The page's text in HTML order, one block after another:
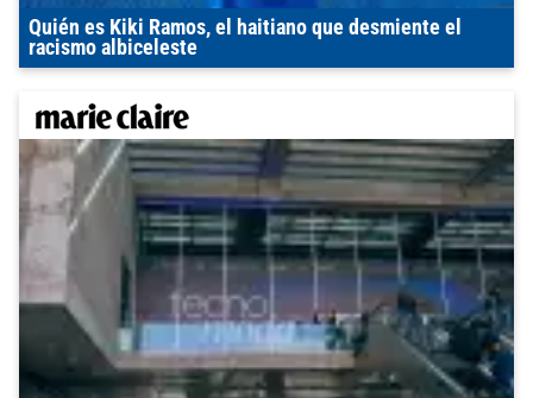
Quién es Kiki Ramos, el haitiano que desmiente el
racismo albiceleste